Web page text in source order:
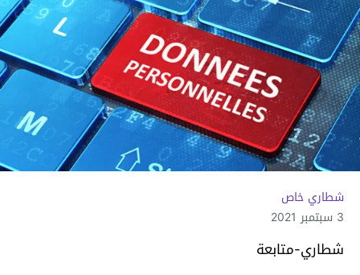
شطاري خاص
3 سبتمبر 2021
شطاري-متابعة